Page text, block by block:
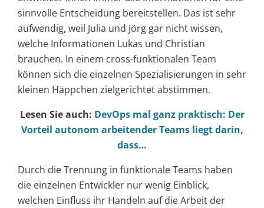
sinnvolle Entscheidung bereitstellen. Das ist sehr
aufwendig, weil Julia und Jörg gar nicht wissen,
welche Informationen Lukas und Christian
brauchen. In einem cross-funktionalen Team
können sich die einzelnen Spezialisierungen in sehr
kleinen Häppchen zielgerichtet abstimmen.
Lesen Sie auch: DevOps mal ganz praktisch: Der
Vorteil autonom arbeitender Teams liegt darin,
dass…
Durch die Trennung in funktionale Teams haben
die einzelnen Entwickler nur wenig Einblick,
welchen Einfluss ihr Handeln auf die Arbeit der